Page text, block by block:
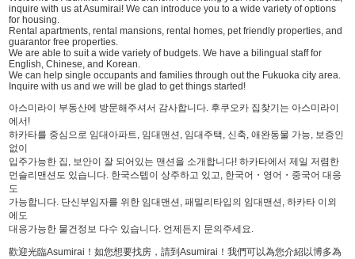
inquire with us at Asumirai! We can introduce you to a wide variety of options
for housing.
Rental apartments, rental mansions, rental homes, pet friendly properties, and
guarantor free properties.
We are able to suit a wide variety of budgets. We have a bilingual staff for
English, Chinese, and Korean.
We can help single occupants and families through out the Fukuoka city area.
Inquire with us and we will be glad to get things started!
아스미라이 부동산에 방문해주셔서 감사합니다. 후쿠오카 집찾기는 아스미라이
에서!
하카타를 중심으로 임대아파트, 임대맨션, 임대주택, 신축, 애완동물 가능, 보증인
없이
입주가능한 집, 보안이 잘 되어있는 맨션을 소개합니다! 하카타에서 제일 저렴한
먼슬리맨션도 있습니다. 한국스텝이 상주하고 있고, 한국어・영어・중국어 대응
도
가능합니다. 단신부임자를 위한 임대맨션, 패밀리타입의 임대맨션, 하카타 이외
에도
대응가능한 물건정보 다수 있습니다. 언제든지 문의주세요.
歡迎光臨Asumirai！如您想要找房，請到Asumirai！我們可以為您介紹以博多為